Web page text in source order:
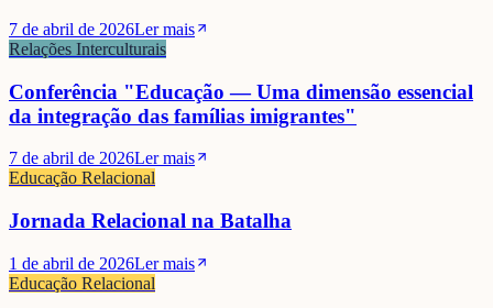
7 de abril de 2026Ler mais
Relações Interculturais
Conferência "Educação — Uma dimensão essencial
da integração das famílias imigrantes"
7 de abril de 2026Ler mais
Educação Relacional
Jornada Relacional na Batalha
1 de abril de 2026Ler mais
Educação Relacional